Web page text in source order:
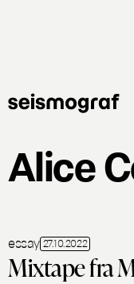
Alice
essay 27.10.2022
Mixtape fra